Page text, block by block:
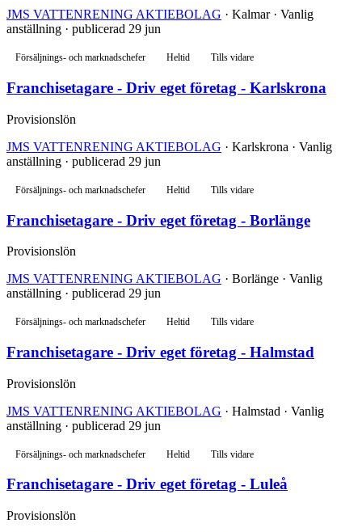
JMS VATTENRENING AKTIEBOLAG · Kalmar · Vanlig
anställning · publicerad 29 jun
Försäljnings- och marknadschefer Heltid Tills vidare
Franchisetagare - Driv eget företag - Karlskrona
Provisionslön
JMS VATTENRENING AKTIEBOLAG · Karlskrona · Vanlig
anställning · publicerad 29 jun
Försäljnings- och marknadschefer Heltid Tills vidare
Franchisetagare - Driv eget företag - Borlänge
Provisionslön
JMS VATTENRENING AKTIEBOLAG · Borlänge · Vanlig
anställning · publicerad 29 jun
Försäljnings- och marknadschefer Heltid Tills vidare
Franchisetagare - Driv eget företag - Halmstad
Provisionslön
JMS VATTENRENING AKTIEBOLAG · Halmstad · Vanlig
anställning · publicerad 29 jun
Försäljnings- och marknadschefer Heltid Tills vidare
Franchisetagare - Driv eget företag - Luleå
Provisionslön